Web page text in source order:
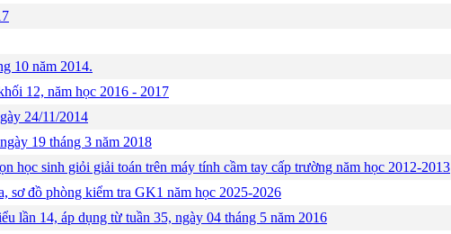
10 năm 2014.
12, năm học 2016 - 2017
24/11/2014
19 tháng 3 năm 2018
học sinh giỏi giải toán trên máy tính cầm tay cấp trường năm học 2012-2013
sơ đồ phòng kiểm tra GK1 năm học 2025-2026
lần 14, áp dụng từ tuần 35, ngày 04 tháng 5 năm 2016